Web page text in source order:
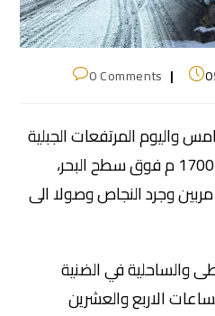
0 Comments
واليوم المرتفعات الجبلية
في الضنية ابتداء من ارتفاع 1700 م فوق سطح البحر،
وجرد النجاص وصولا الى
والساحلية في الضنية
الاربع والعشرين